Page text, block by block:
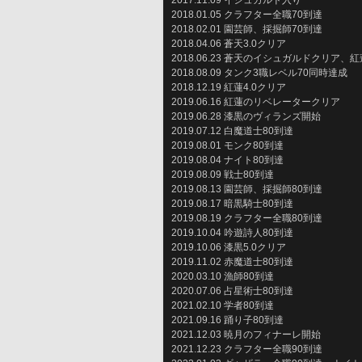
2018.01.05 クラフター全職70到達
2018.02.01 園芸師、採掘師70到達
2018.04.06 蒼天3.0クリア
2018.06.23 蒼天のイシュガルドクリア、紅
2018.08.09 タンク3職レベル70同時達成
2018.12.19 紅蓮4.0クリア
2019.06.16 紅蓮のリベレータークリア
2019.06.28 漆黒のヴィランズ開始
2019.07.12 白魔道士80到達
2019.08.01 モンク80到達
2019.08.04 ナイト80到達
2019.08.09 戦士80到達
2019.08.13 園芸師、採掘師80到達
2019.08.17 暗黒騎士80到達
2019.08.19 クラフター全職80到達
2019.10.04 吟遊詩人80到達
2019.10.06 漆黒5.0クリア
2019.11.02 赤魔道士80到達
2020.03.10 漁師80到達
2020.07.06 占星術士80到達
2021.02.10 学者80到達
2021.09.16 踊り子80到達
2021.12.03 暁月のフィナーレ開始
2021.12.23 クラフター全職90到達